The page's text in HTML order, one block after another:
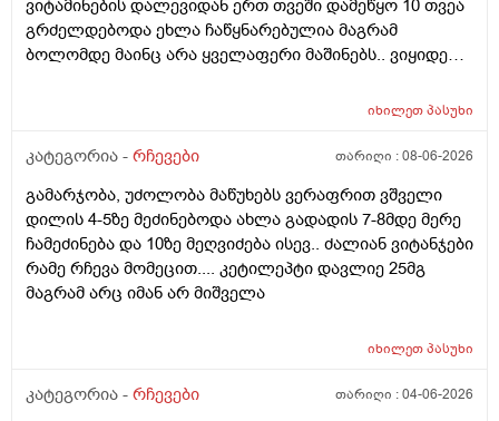
ვიტამინების დალევიდან ერთ თვეში დამეწყო 10 თვეა
გრძელდებოდა ეხლა ჩაწყნარებულია მაგრამ
ბოლომდე მაინც არა ყველაფერი მაშინებს.. ვიყიდე
არა.მაშონ ანაფილაქსია ხომ არ მექმება?
ცუდათ ვხდებინშოშოსგან მარტო მაშინებს ეს
ონტელექტოც ანაფილაქსიას ახსენებს სულ დამამე
როზა
იხილეთპასუხი
კატეგორია - რჩევები თარიღი :08-06-2026
გამარჯობა, უძოლობა მაწუხებს ვერაფრით ვშველი
დილის 4-5ზე მეძინებოდა ახლა გადადის 7-8მდე მერე
ჩამეძინება და 10ზე მეღვიძება ისევ.. ძალიან ვიტანჯები
რამე რჩევა მომეცით.... კეტილეპტი დავლიე 25მგ
მაგრამ არც იმან არ მიშველა
იხილეთპასუხი
კატეგორია - რჩევები თარიღი :04-06-2026